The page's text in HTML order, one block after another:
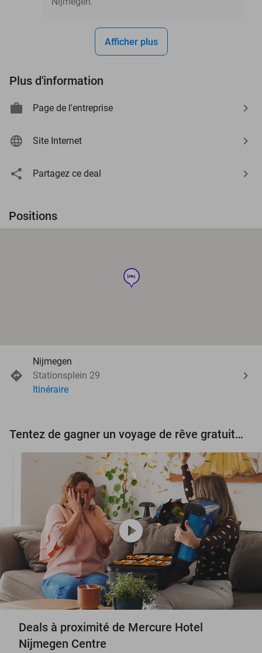
Afficher plus
Plus d'information
Page de l'entreprise
Site Internet
Partagez ce deal
Positions
hotel
Nijmegen
Stationsplein 29
Itinéraire
Tentez de gagner un voyage de rêve gratuit d'une valeur de 3.000 € !
play_circle
Deals à proximité de Mercure Hotel
Nijmegen Centre